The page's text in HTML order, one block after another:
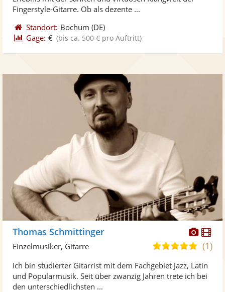
Fingerstyle-Gitarre. Ob als dezente ...
Standort: Bochum (DE)
Gage: € (bis ca. 500 € pro Auftritt)
Fotos
Thomas Schmittinger
5,0
5
(1)
Einzelmusiker, Gitarre
Ich bin studierter Gitarrist mit dem Fachgebiet Jazz, Latin
und Popularmusik. Seit über zwanzig Jahren trete ich bei
den unterschiedlichsten ...